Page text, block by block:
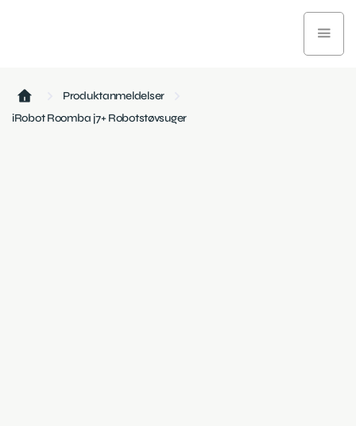
Produktanmeldelser
iRobot Roomba j7+ Robotstøvsuger